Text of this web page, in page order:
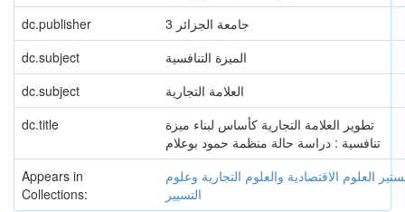
dc.publisher
جامعة الجزائر 3
dc.subject
الميزة التنافسية
dc.subject
العلامة التجارية
dc.title
تطوير العلامة التجارية كأساس لبناء ميزة
تنافسية : دراسة حالة منظمة حمود بوعلام
Appears in
Collections:
العلوم الاقتصادية والعلوم التجارية وعلوم
التسيير